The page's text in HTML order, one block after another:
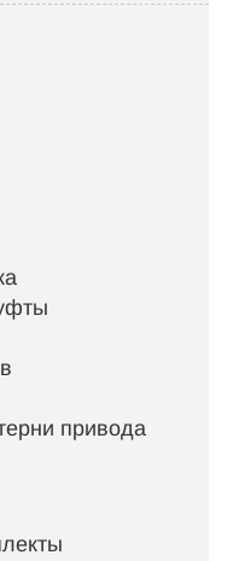
привода